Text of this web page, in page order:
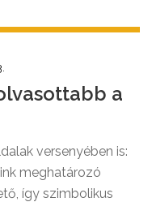
a
versenyében is:
meghatározó
így szimbolikus